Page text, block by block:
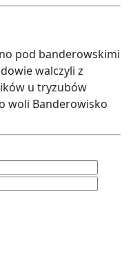
pod banderowskimi
walczyli z
u tryzubów
woli Banderowisko